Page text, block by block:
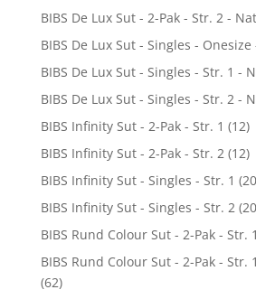
BIBS De Lux Sut - 2-Pak - Str. 2 -
BIBS De Lux Sut - Singles -
BIBS De Lux Sut - Singles - Str. 1 -
BIBS De Lux Sut - Singles - Str. 2 -
BIBS Infinity Sut - 2-Pak - Str. 1 (12)
BIBS Infinity Sut - 2-Pak - Str. 2 (12)
BIBS Infinity Sut - Singles - Str. 1
BIBS Infinity Sut - Singles - Str. 2
BIBS Rund Colour Sut - 2-Pak - Str. 1
BIBS Rund Colour Sut - 2-Pak -
(62)